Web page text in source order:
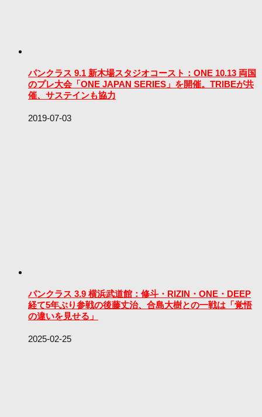
パンクラス 9.1 新木場スタジオコースト：ONE 10.13 両国
のプレ大会「ONE JAPAN SERIES」を開催。TRIBEが共
催、サステインも協力
2019-07-03
パンクラス 3.9 横浜武道館：修斗・RIZIN・ONE・DEEP
経て5年ぶり参戦の後藤丈治、合島大樹との一戦は「覚悟
の違いを見せる」
2025-02-25